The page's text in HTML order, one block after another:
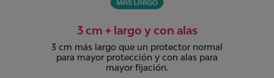
Dermatológicamente
comprobado
Todos nuestros productos cuentan con
el aval dermatológico de médicos